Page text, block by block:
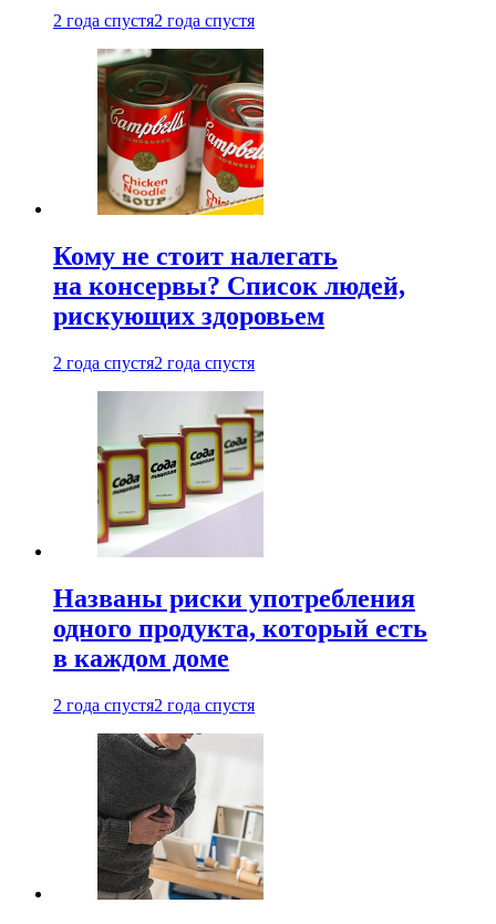
2 года спустя2 года спустя
Кому не стоит налегать
на консервы? Список людей,
рискующих здоровьем
2 года спустя2 года спустя
Названы риски употребления
одного продукта, который есть
в каждом доме
2 года спустя2 года спустя